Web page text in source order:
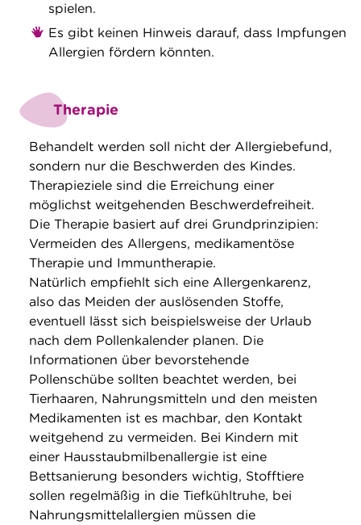
spielen.
Es gibt keinen Hinweis darauf, dass Impfungen
Allergien fördern könnten.
Therapie
Behandelt werden soll nicht der Allergiebefund,
sondern nur die Beschwerden des Kindes.
Therapieziele sind die Erreichung einer
möglichst weitgehenden Beschwerdefreiheit.
Die Therapie basiert auf drei Grundprinzipien:
Vermeiden des Allergens, medikamentöse
Therapie und Immuntherapie.
Natürlich empfiehlt sich eine Allergenkarenz,
also das Meiden der auslösenden Stoffe,
eventuell lässt sich beispielsweise der Urlaub
nach dem Pollenkalender planen. Die
Informationen über bevorstehende
Pollenschübe sollten beachtet werden, bei
Tierhaaren, Nahrungsmitteln und den meisten
Medikamenten ist es machbar, den Kontakt
weitgehend zu vermeiden. Bei Kindern mit
einer Hausstaubmilbenallergie ist eine
Bettsanierung besonders wichtig, Stofftiere
sollen regelmäßig in die Tiefkühltruhe, bei
Nahrungsmittelallergien müssen die